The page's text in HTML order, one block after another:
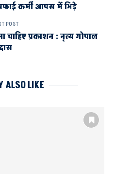
कर्मी आपस में भिड़े
POST
चाहिए प्रकाशन : नृत्य गोपाल
ALSO LIKE